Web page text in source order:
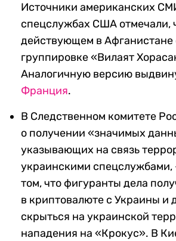
Источники американских
спецслужбах США отмечали,
действующем в
группировке «Вилаят
Аналогичную версию
Франция.
В Следственном комитете
о получении «значимых
указывающих на связь
украинскими спецслужбами,
том, что фигуранты дела
в криптовалюте с Украины и
скрыться на украинской
нападения на «Крокус». В